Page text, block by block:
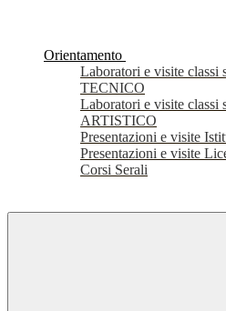
Orientamento
Laboratori e visite classi
TECNICO
Laboratori e visite classi
ARTISTICO
Presentazioni e visite
Presentazioni e visite
Corsi Serali